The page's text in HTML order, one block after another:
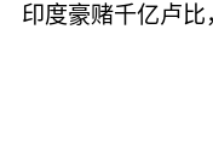
印度豪赌千亿卢比